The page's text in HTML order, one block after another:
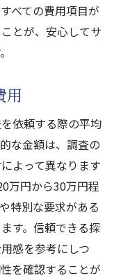
べての費用項目が
とが、安心してサ
用
依頼する際の平均
な金額は、調査の
よって異なります
万円から30万円程
特別な要求がある
す。信頼できる探
感を参考にしつ
を確認することが